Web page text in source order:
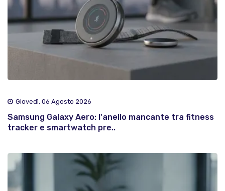
Giovedì, 06 Agosto 2026
Samsung Galaxy Aero: l'anello mancante tra fitness
tracker e smartwatch pre..